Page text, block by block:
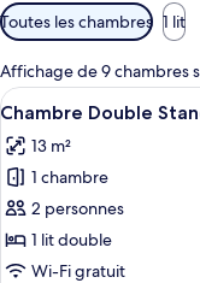
Filtres
disponibles
pour
les
chambres
Toutes les chambres 1 lit
Affichage de 9 chambres
Afficher
toutes
les
photos
pour
ce
type
6
Chambre Double
13 m²
1 chambre
2 personnes
1 lit double
Wi-Fi gratuit